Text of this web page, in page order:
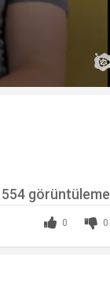
0
0
554 görüntüleme